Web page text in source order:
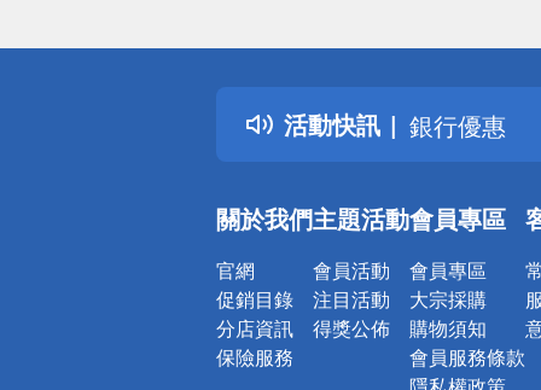
活動快訊
得獎公告
熱門話題
銀行優惠
偏遠地區配
關於我們
官網
促銷目錄
分店資訊
保險服務
主題活動
會員活動
注目活動
得獎公佈
會員專區
會員專區
大宗採購
購物須知
會員服務條款